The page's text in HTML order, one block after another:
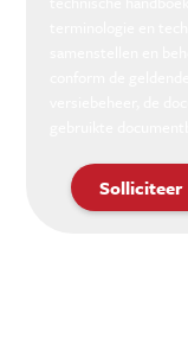
Solliciteer